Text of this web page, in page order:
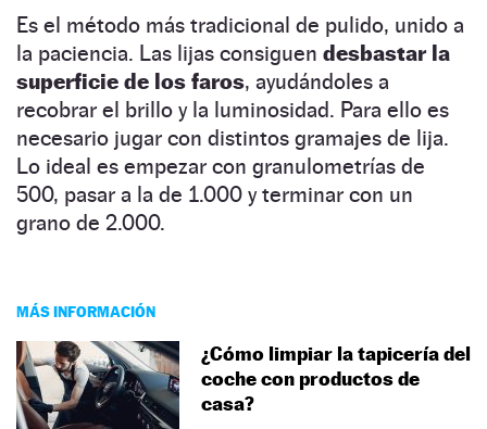
Es el método más tradicional de pulido, unido a
la paciencia. Las lijas consiguen desbastar la
superficie de los faros, ayudándoles a
recobrar el brillo y la luminosidad. Para ello es
necesario jugar con distintos gramajes de lija.
Lo ideal es empezar con granulometrías de
500, pasar a la de 1.000 y terminar con un
grano de 2.000.
MÁS INFORMACIÓN
¿Cómo limpiar la tapicería del
coche con productos de
casa?